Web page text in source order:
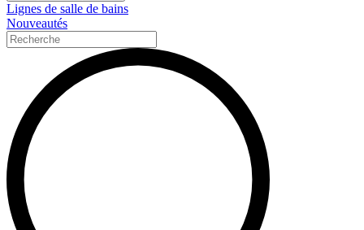
Lignes de salle de bains
Nouveautés